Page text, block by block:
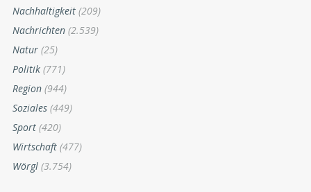
Nachhaltigkeit (209)
Nachrichten (2.539)
Natur (25)
Politik (771)
Region (944)
Soziales (449)
Sport (420)
Wirtschaft (477)
Wörgl (3.754)